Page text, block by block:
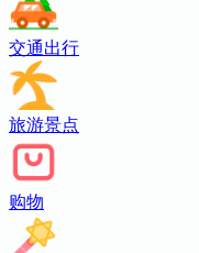
交通出行
旅游景点
购物